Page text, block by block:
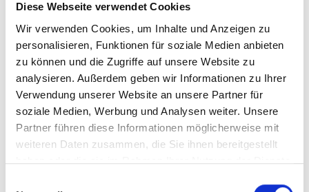
Diese Webseite verwendet Cookies
Wir verwenden Cookies, um Inhalte und Anzeigen zu
personalisieren, Funktionen für soziale Medien anbieten
zu können und die Zugriffe auf unsere Website zu
analysieren. Außerdem geben wir Informationen zu Ihrer
Verwendung unserer Website an unsere Partner für
soziale Medien, Werbung und Analysen weiter. Unsere
Partner führen diese Informationen möglicherweise mit
weiteren Daten zusammen, die Sie ihnen bereitgestellt
haben oder die sie im Rahmen Ihrer Nutzung der Dienste
deiner individuellen Vorlage zeigt,
anstatt eine Einheitslösung zu bieten.
Der Prozess des wissenschaftlichen
Schreibens kann ohne das richtige
Wissen eine große Herausforderung
darstellen. Jedoch, ausgestattet mit
denTechniken und Strategiendieses
Kurses, wird die Formatierung deiner